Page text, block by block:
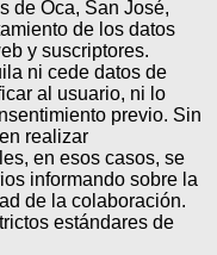
de Oca, San José,
de los datos
y suscriptores.
ni cede datos de
al usuario, ni lo
previo. Sin
realizar
en esos casos, se
informando sobre la
de la colaboración.
estándares de